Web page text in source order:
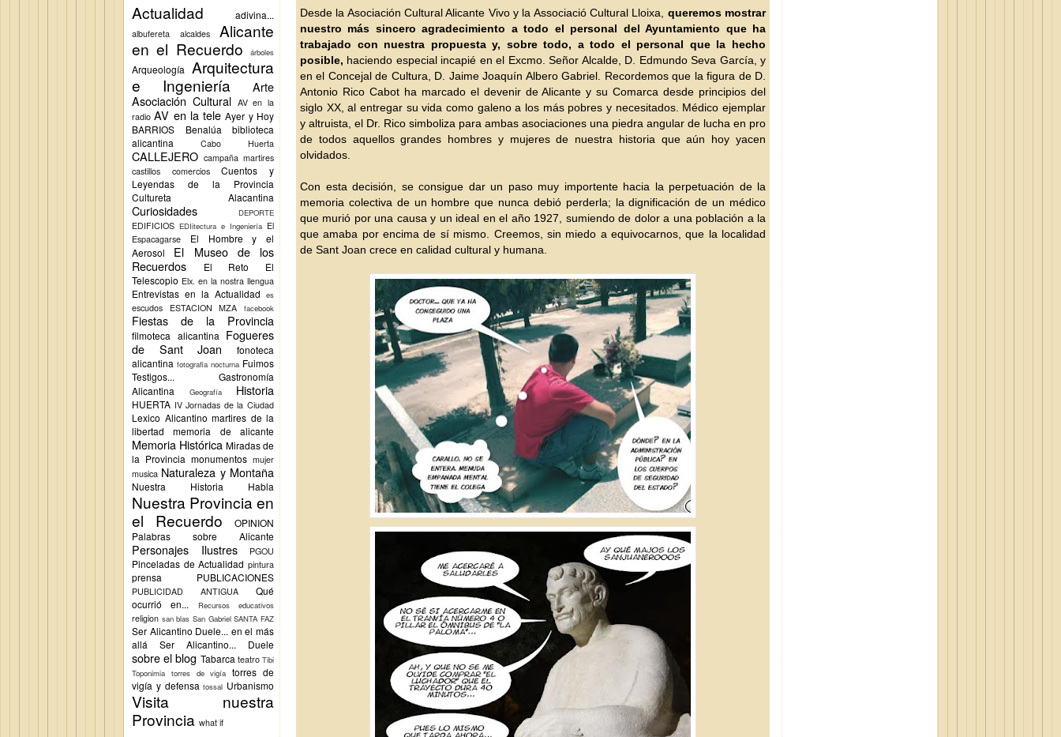
Actualidad adivina...
albufereta alcaldes
Alicante
en el Recuerdo
árboles
Arqueología Arquitectura
e Ingeniería
Arte
Asociación Cultural AV en la
radio AV en la tele Ayer y Hoy
BARRIOS
Benalúa
biblioteca
alicantina
Cabo Huerta
CALLEJERO campaña martires
castillos
comercios
Cuentos y
Leyendas de la Provincia
Cultureta Alacantina
Curiosidades DEPORTE
EDIFICIOS EDIitectura e Ingeniería El
Espacagarse
El Hombre y el
Aerosol
El Museo de los
Recuerdos
El Reto
El
Telescopio Elx. en la nostra llengua
Entrevistas en la Actualidad es
escudos ESTACION MZA facebook
Fiestas de la Provincia
filmoteca alicantina Fogueres
de Sant Joan
fonoteca
alicantina fotografia nocturna Fuimos
Testigos...
Gastronomía
Alicantina
Geografía Historia
HUERTA IV Jornadas de la Ciudad
Lexico Alicantino martires de la
libertad
memoria de alicante
Memoria Histórica Miradas de
la Provincia monumentos mujer
musica Naturaleza y Montaña
Nuestra Historia Habla
Nuestra Provincia en
el Recuerdo
OPINION
Palabras sobre Alicante
Personajes Ilustres PGOU
Pinceladas de Actualidad pintura
prensa PUBLICACIONES
PUBLICIDAD ANTIGUA
Qué
ocurrió en...
Recursos educativos
religion san blas San Gabriel SANTA FAZ
Ser Alicantino Duele... en el más
allá
Ser Alicantino... Duele
sobre el blog Tabarca teatro Tibi
Toponimia torres de vigía torres de
vigía y defensa tossal Urbanismo
Visita nuestra
Provincia what if
Desde la Asociación Cultural Alicante Vivo y la Associació Cultural Lloixa, queremos mostrar
nuestro más sincero agradecimiento a todo el personal del Ayuntamiento que ha
trabajado con nuestra propuesta y, sobre todo, a todo el personal que la hecho
posible, haciendo especial incapié en el Excmo. Señor Alcalde, D. Edmundo Seva García, y
en el Concejal de Cultura, D. Jaime Joaquín Albero Gabriel. Recordemos que la figura de D.
Antonio Rico Cabot ha marcado el devenir de Alicante y su Comarca desde principios del
siglo XX, al entregar su vida como galeno a los más pobres y necesitados. Médico ejemplar
y altruista, el Dr. Rico simboliza para ambas asociaciones una piedra angular de lucha en pro
de todos aquellos grandes hombres y mujeres de nuestra historia que aún hoy yacen
olvidados.
Con esta decisión, se consigue dar un paso muy importente hacia la perpetuación de la
memoria colectiva de un hombre que nunca debió perderla; la dignificación de un médico
que murió por una causa y un ideal en el año 1927, sumiendo de dolor a una población a la
que amaba por encima de sí mismo. Creemos, sin miedo a equivocarnos, que la localidad
de Sant Joan crece en calidad cultural y humana.